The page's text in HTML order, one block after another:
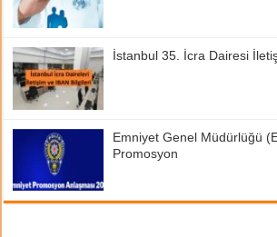
İstanbul 35. İcra Dairesi
Emniyet Genel Müdürlüğü
Promosyon